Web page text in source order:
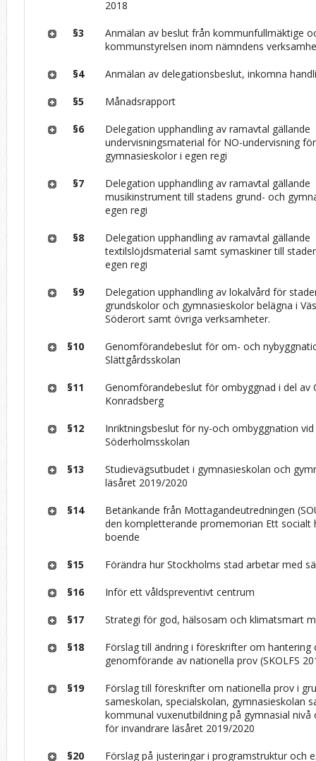
2018
§3
Anmälan av beslut från kommunfullmäktige
kommunstyrelsen inom nämndens
§4 Anmälan av delegationsbeslut, inkomna
§5 Månadsrapport
§6
Delegation upphandling av ramavtal gällande
undervisningsmaterial för NO-undervisning
gymnasieskolor i egen regi
§7
Delegation upphandling av ramavtal gällande
musikinstrument till stadens grund- och
egen regi
§8
Delegation upphandling av ramavtal gällande
textilslöjdsmaterial samt symaskiner till
egen regi
§9
Delegation upphandling av lokalvård för
grundskolor och gymnasieskolor belägna i
Söderort samt övriga verksamheter.
§10
Genomförandebeslut för om- och
Slättgårdsskolan
§11
Genomförandebeslut för ombyggnad i del av
Konradsberg
§12
Inriktningsbeslut för ny-och ombyggnation vid
Söderholmsskolan
§13
Studievägsutbudet i gymnasieskolan och
läsåret 2019/2020
§14
Betänkande från Mottagandeutredningen
den kompletterande promemorian Ett socialt
boende
§15 Förändra hur Stockholms stad arbetar med
§16 Inför ett våldspreventivt centrum
§17 Strategi för god, hälsosam och klimatsmart
§18
Förslag till ändring i föreskrifter om hantering
genomförande av nationella prov (SKOLFS
§19
Förslag till föreskrifter om nationella prov i
sameskolan, specialskolan, gymnasieskolan
kommunal vuxenutbildning på gymnasial nivå
för invandrare läsåret 2019/2020
§20
Förslag på justeringar i programstruktur och